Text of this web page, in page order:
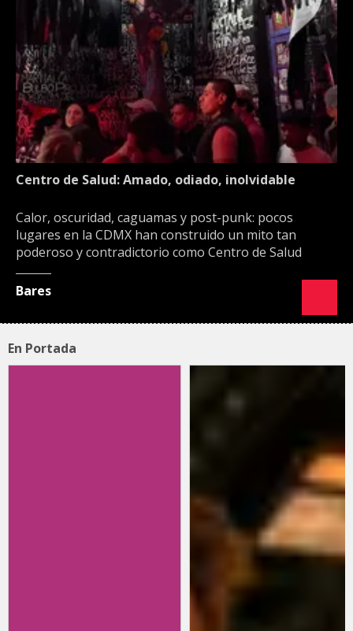
Centro de Salud: Amado, odiado, inolvidable
Calor, oscuridad, caguamas y post-punk: pocos
lugares en la CDMX han construido un mito tan
poderoso y contradictorio como Centro de Salud
Bares
En Portada